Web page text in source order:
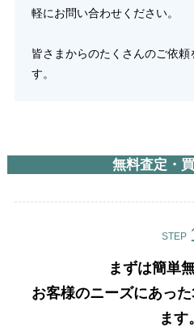
軽にお問い合わせください。
皆さまからのたくさんのご依
す。
無料査定・
STEP
まずは簡単
お客様のニーズにあっ
ます。​